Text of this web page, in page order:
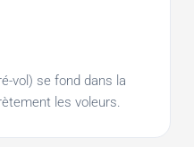
vol) se fond dans la
les voleurs.